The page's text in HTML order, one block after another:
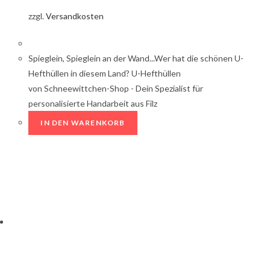
zzgl.Versandkosten
Spieglein, Spieglein an der Wand...Wer hat die schönen U-
Hefthüllen in diesem Land? U-Hefthüllen
von Schneewittchen-Shop - Dein Spezialist für
personalisierte Handarbeit aus Filz
IN DEN WARENKORB